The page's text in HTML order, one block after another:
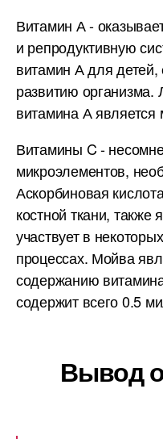
Витамин А -
и репродуктивную
витамин А для детей,
развитию
витамина А является
Витамины C -
микроэлементов,
Аскорбиновая
костной ткани, также
участвует в
процессах. Мойва
содержанию
содержит всего 0.5
Вывод